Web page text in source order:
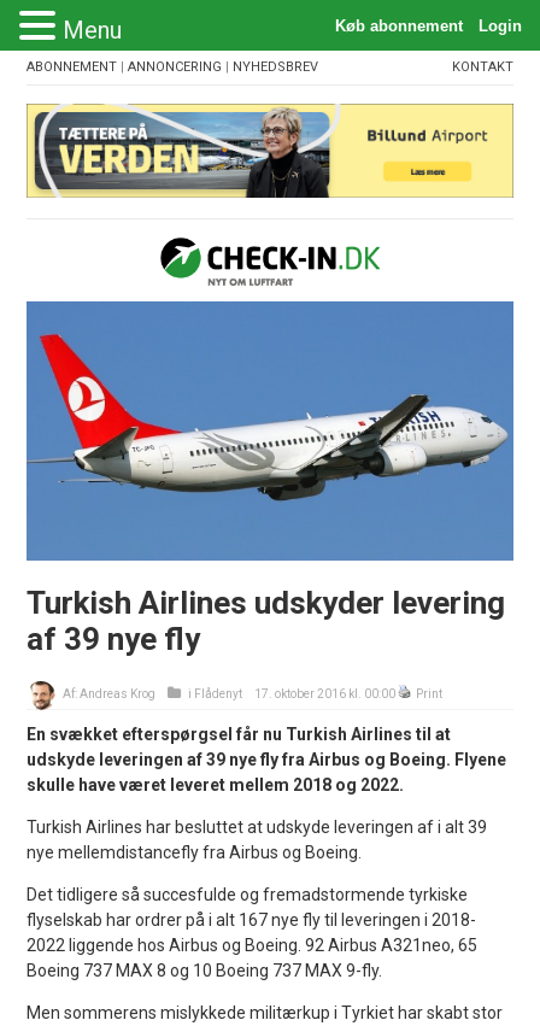
ABONNEMENT |ANNONCERING | NYHEDSBREV KONTAKT
Turkish Airlines udskyder levering
af 39 nye fly
Af:Andreas Krog i Flådenyt 17. oktober 2016 kl. 00:00 Print
En svækket efterspørgsel får nu Turkish Airlines til at
udskyde leveringen af 39 nye fly fra Airbus og Boeing. Flyene
skulle have været leveret mellem 2018 og 2022.
Turkish Airlines har besluttet at udskyde leveringen af i alt 39
nye mellemdistancefly fra Airbus og Boeing.
Det tidligere så succesfulde og fremadstormende tyrkiske
flyselskab har ordrer på i alt 167 nye fly til leveringen i 2018-
2022 liggende hos Airbus og Boeing. 92 Airbus A321neo, 65
Boeing 737 MAX 8 og 10 Boeing 737 MAX 9-fly.
Men sommerens mislykkede militærkup i Tyrkiet har skabt stor
Menu